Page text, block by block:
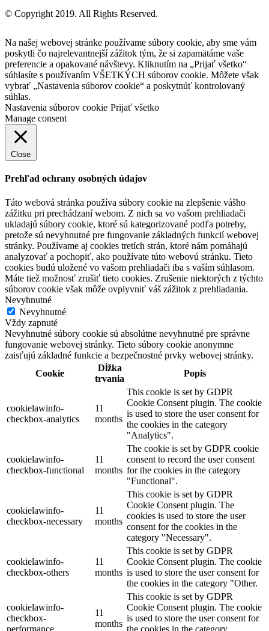
© Copyright 2019. All Rights Reserved.
Na našej webovej stránke používame súbory cookie, aby sme vám
poskytli čo najrelevantnejší zážitok tým, že si zapamätáme vaše
preferencie a opakované návštevy. Kliknutím na „Prijať všetko“
súhlasíte s používaním VŠETKÝCH súborov cookie. Môžete však
vybrať „Nastavenia súborov cookie“ a poskytnúť kontrolovaný
súhlas.
Nastavenia súborov cookie Prijať všetko
Manage consent
Close
Prehľad ochrany osobných údajov
Táto webová stránka používa súbory cookie na zlepšenie vášho
zážitku pri prechádzaní webom. Z nich sa vo vašom prehliadači
ukladajú súbory cookie, ktoré sú kategorizované podľa potreby,
pretože sú nevyhnutné pre fungovanie základných funkcií webovej
stránky. Používame aj cookies tretích strán, ktoré nám pomáhajú
analyzovať a pochopiť, ako používate túto webovú stránku. Tieto
cookies budú uložené vo vašom prehliadači iba s vaším súhlasom.
Máte tiež možnosť zrušiť tieto cookies. Zrušenie niektorých z týchto
súborov cookie však môže ovplyvniť váš zážitok z prehliadania.
Nevyhnutné
Nevyhnutné
Vždy zapnuté
Nevyhnutné súbory cookie sú absolútne nevyhnutné pre správne
fungovanie webovej stránky. Tieto súbory cookie anonymne
zaisťujú základné funkcie a bezpečnostné prvky webovej stránky.
Cookie
Dĺžka
trvania
Popis
cookielawinfo-
checkbox-analytics
11
months
This cookie is set by GDPR
Cookie Consent plugin. The cookie
is used to store the user consent for
the cookies in the category
"Analytics".
cookielawinfo-
checkbox-functional
11
months
The cookie is set by GDPR cookie
consent to record the user consent
for the cookies in the category
"Functional".
cookielawinfo-
checkbox-necessary
11
months
This cookie is set by GDPR
Cookie Consent plugin. The
cookies is used to store the user
consent for the cookies in the
category "Necessary".
cookielawinfo-
checkbox-others
11
months
This cookie is set by GDPR
Cookie Consent plugin. The cookie
is used to store the user consent for
the cookies in the category "Other.
cookielawinfo-
checkbox-
performance
11
months
This cookie is set by GDPR
Cookie Consent plugin. The cookie
is used to store the user consent for
the cookies in the category